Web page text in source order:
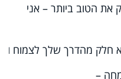
את הטוב ביותר – אני
חלק מהדרך שלך לצמוח
–